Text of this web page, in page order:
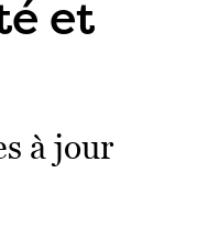
et
à jour